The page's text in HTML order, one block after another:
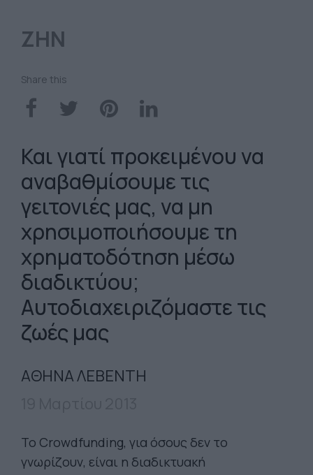
ΖΗΝ
Share this
Και γιατί προκειμένου να
αναβαθμίσουμε τις
γειτονιές μας, να μη
χρησιμοποιήσουμε τη
χρηματοδότηση μέσω
διαδικτύου;
Αυτοδιαχειριζόμαστε τις
ζωές μας
ΑΘΗΝΑ ΛΕΒΕΝΤΗ
Το Crowdfunding, για όσους δεν το
γνωρίζουν, είναι η διαδικτυακή